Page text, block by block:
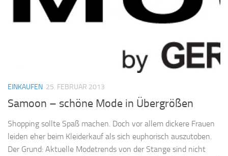
EINKAUFEN 25. FEBRUAR 2013
Samoon – schöne Mode in Übergrößen
Shopping sollte Spaß machen. Doch vor allem dickere Frauen
leiden eher beim Kleiderkauf als sich euphorisch auszutoben.
Der Grund: Aktuelle Modetrends von der Stange sind nicht